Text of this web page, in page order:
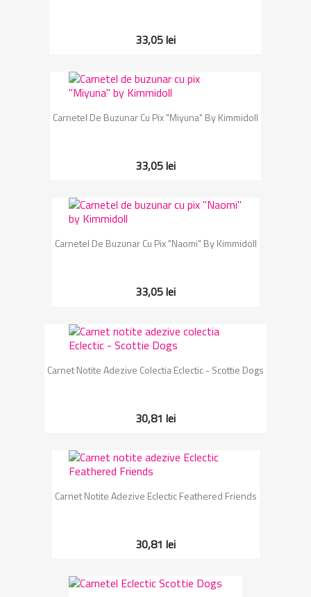
33,05 lei
Carnetel De Buzunar Cu Pix "Miyuna" By Kimmidoll
33,05 lei
Carnetel De Buzunar Cu Pix "Naomi" By Kimmidoll
33,05 lei
Carnet Notite Adezive Colectia Eclectic - Scottie Dogs
30,81 lei
Carnet Notite Adezive Eclectic Feathered Friends
30,81 lei